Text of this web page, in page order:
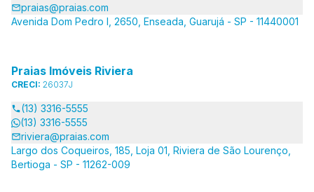
praias@praias.com
Avenida Dom Pedro I, 2650, Enseada, Guarujá - SP - 11440001
Praias Imóveis Riviera
CRECI: 26037J
(13) 3316-5555
(13) 3316-5555
riviera@praias.com
Largo dos Coqueiros, 185, Loja 01, Riviera de São Lourenço,
Bertioga - SP - 11262-009